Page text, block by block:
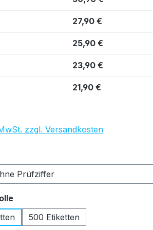
27,90 €
25,90 €
23,90 €
21,90 €
zzgl. Versandkosten
auswählen
500 Etiketten